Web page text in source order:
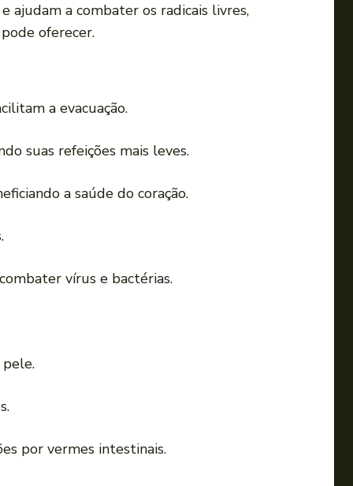
a
e ajudam a combater os radicais livres,
oferecer.
a evacuação.
suas refeições mais leves.
a saúde do coração.
vírus e bactérias.
por vermes intestinais.